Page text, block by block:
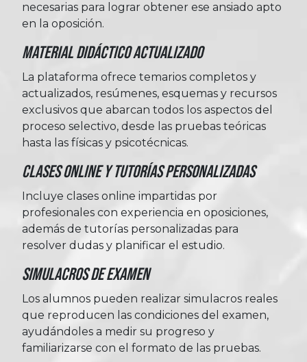
necesarias para lograr obtener ese ansiado apto
en la oposición.
Material Didáctico Actualizado
La plataforma ofrece temarios completos y
actualizados, resúmenes, esquemas y recursos
exclusivos que abarcan todos los aspectos del
proceso selectivo, desde las pruebas teóricas
hasta las físicas y psicotécnicas.
Clases Online y Tutorías Personalizadas
Incluye clases online impartidas por
profesionales con experiencia en oposiciones,
además de tutorías personalizadas para
resolver dudas y planificar el estudio.
Simulacros de Examen
Los alumnos pueden realizar simulacros reales
que reproducen las condiciones del examen,
ayudándoles a medir su progreso y
familiarizarse con el formato de las pruebas.